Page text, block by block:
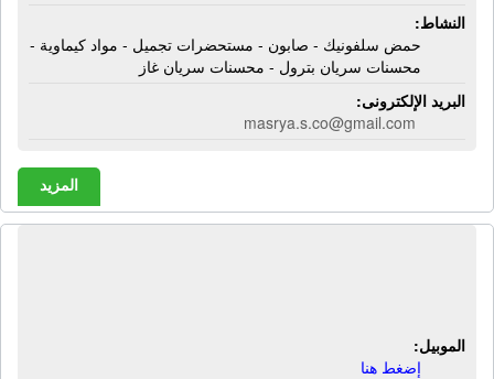
النشاط:
حمض سلفونيك - صابون - مستحضرات تجميل - مواد كيماوية -
محسنات سريان بترول - محسنات سريان غاز
البريد الإلكترونى:
masrya.s.co@gmail.com
المزيد
الموبيل:
إضغط هنا